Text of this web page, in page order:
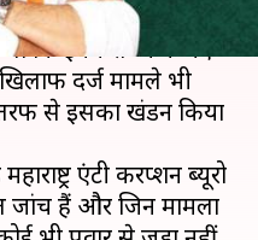
नौ मामलों को बंद करने
कि इनमें राज्य के नए
दर्ज मामले भी
से इसका खंडन किया
एंटी करप्शन ब्यूरो
जांच हैं और जिन मामलों